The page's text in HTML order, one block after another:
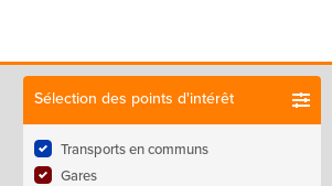
Sélection des points d'intérêt
Transports en communs
Gares